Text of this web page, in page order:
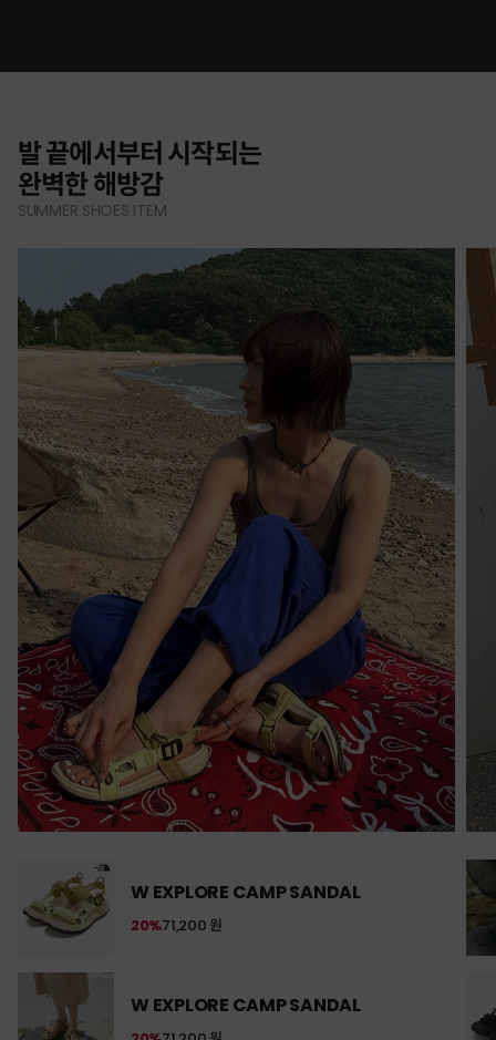
발 끝에서부터 시작되는
완벽한 해방감
SUMMER SHOES ITEM
W EXPLORE CAMP SANDAL
71,200 원
20%
W EXPLORE CAMP SANDAL